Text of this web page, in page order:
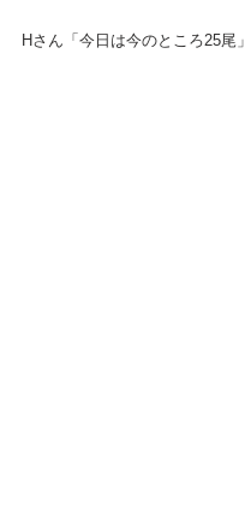
Hさん「今日は今のところ25尾」